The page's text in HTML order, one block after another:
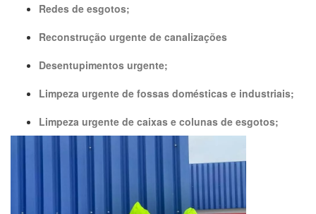
Redes de esgotos;
Reconstrução urgente de canalizações
Desentupimentos urgente;
Limpeza urgente de fossas domésticas e industriais;
Limpeza urgente de caixas e colunas de esgotos;